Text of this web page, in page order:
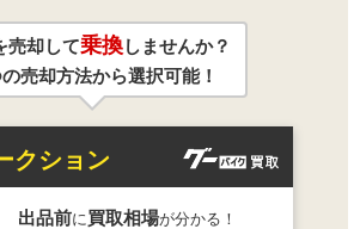
売却して乗換しませんか？
の売却方法から選択可能！
クション
出品前に 買取相場が分かる！